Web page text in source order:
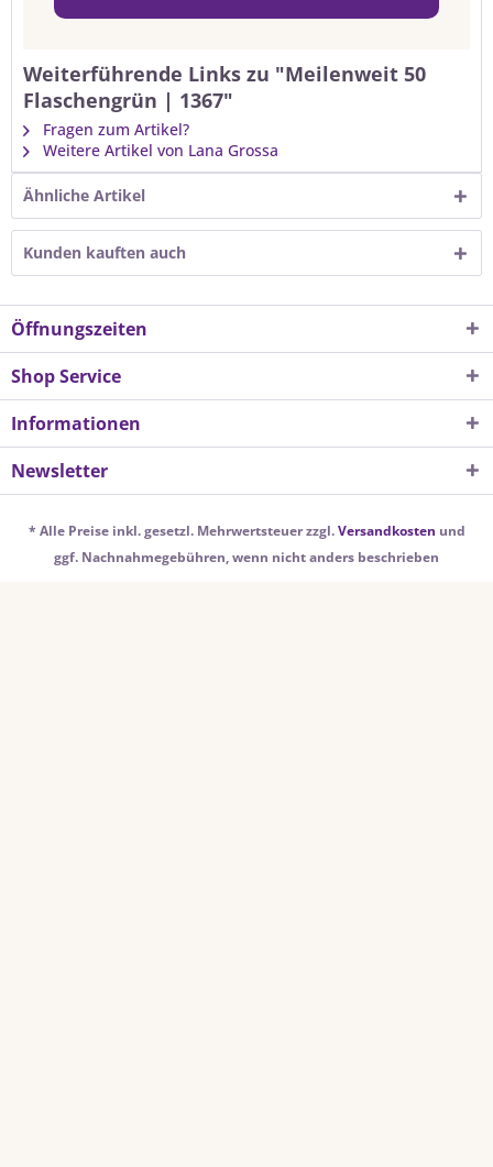
Weiterführende Links zu "Meilenweit 50
Flaschengrün | 1367"
Fragen zum Artikel?
Weitere Artikel von Lana Grossa
Ähnliche Artikel
Kunden kauften auch
Öffnungszeiten
Shop Service
Informationen
Newsletter
* Alle Preise inkl. gesetzl. Mehrwertsteuer zzgl.Versandkosten und
ggf. Nachnahmegebühren, wenn nicht anders beschrieben